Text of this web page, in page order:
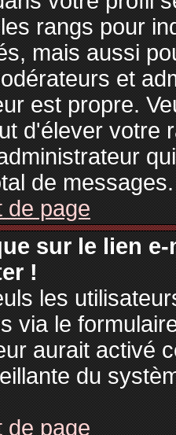
rangs pour
mais aussi
et
est propre.
d'élever votre
de messages.
de page
sur le lien
!
les
via le
aurait activé
du
de page